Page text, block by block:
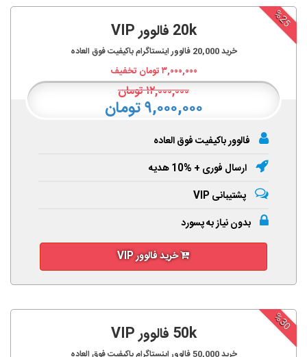
%25
20k فالوور VIP
خرید20,000 فالوور اینستاگرام باکیفیت فوق العاده
۳,۰۰۰,۰۰۰تومان تخفیف
۱۲,۰۰۰,۰۰۰تومان
۹,۰۰۰,۰۰۰ تومان
فالوور باکیفیت فوق العاده
ارسال فوری + %10 هدیه
پشتیبانی VIP
بدون نیاز به پسورد
خرید فالوور VIP
%30
50k فالوور VIP